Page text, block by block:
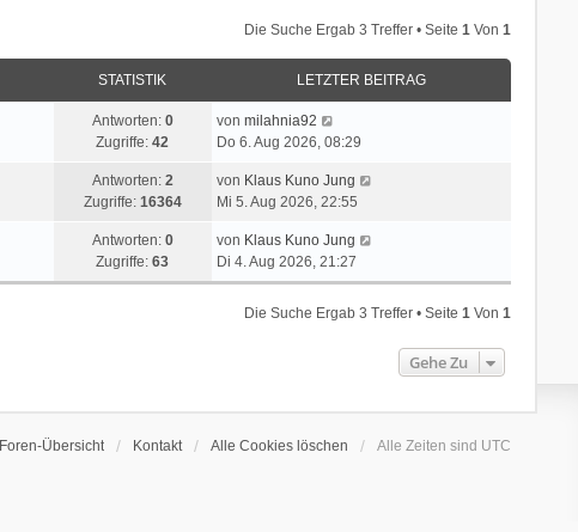
Die Suche Ergab 3 Treffer • Seite1 Von1
STATISTIK LETZTER BEITRAG
Antworten: 0
Zugriffe:42
von milahnia92
Do 6. Aug 2026, 08:29
Antworten: 2
Zugriffe: 16364
von Klaus Kuno Jung
Mi 5. Aug 2026, 22:55
Antworten: 0
Zugriffe:63
von Klaus Kuno Jung
Di 4. Aug 2026, 21:27
Die Suche Ergab 3 Treffer • Seite1 Von1
Gehe Zu
Foren-Übersicht Kontakt Alle Cookies löschen Alle Zeiten sind UTC